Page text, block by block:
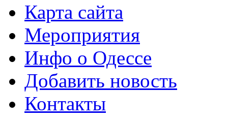
Карта сайта
Мероприятия
Инфо о Одессе
Добавить новость
Контакты